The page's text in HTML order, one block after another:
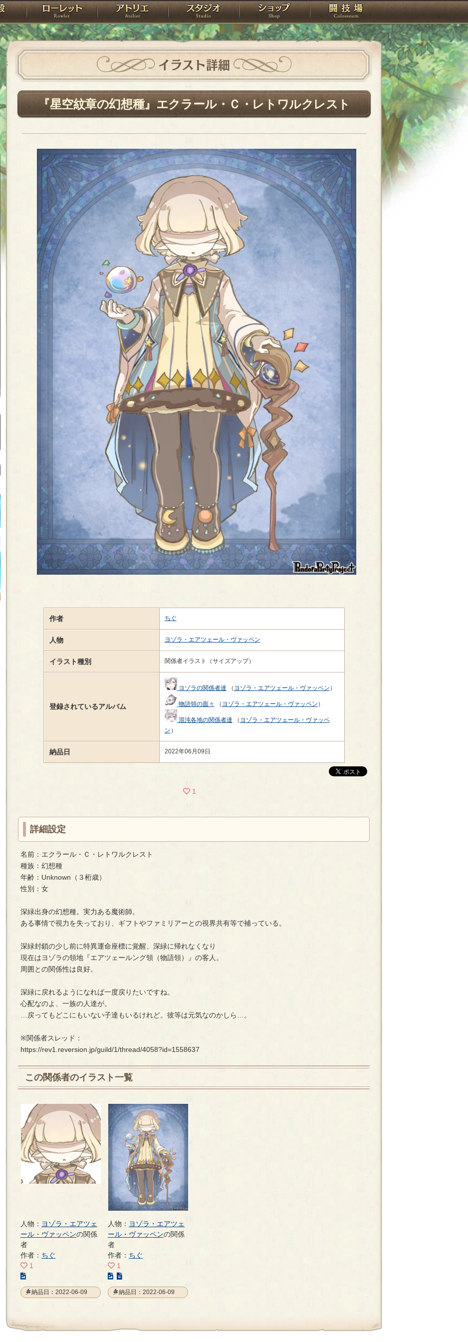
PandoraPartyProject
神殿 ローレット アトリエ スタジオ ショップ 闘技場
イラスト詳細
『星空紋章の幻想種』エクラール・Ｃ・レトワルクレスト
作者 ちぐ
人物 ヨゾラ・エアツェール・ヴァッペン
イラスト種別 関係者イラスト（サイズアップ）
登録されているアルバム
ヨゾラの関係者達 （ ヨゾラ・エアツェール・ヴァッペン ）
物語領の面々 （ ヨゾラ・エアツェール・ヴァッペン ）
混沌各地の関係者達 （ ヨゾラ・エアツェール・ヴァッペ
ン ）
納品日 2022年06月09日
1
詳細設定
名前：エクラール・Ｃ・レトワルクレスト
種族：幻想種
年齢：Unknown（３桁歳）
性別：女
深緑出身の幻想種。実力ある魔術師。
ある事情で視力を失っており、ギフトやファミリアーとの視界共有等で補っている。
深緑封鎖の少し前に特異運命座標に覚醒、深緑に帰れなくなり
現在はヨゾラの領地『エアツェールング領（物語領）』の客人。
周囲との関係性は良好。
深緑に戻れるようになれば一度戻りたいですね。
心配なのよ、一族の人達が。
…戻ってもどこにもいない子達もいるけれど。彼等は元気なのかしら…。
※関係者スレッド：
https://rev1.reversion.jp/guild/1/thread/4058?id=1558637
この関係者のイラスト一覧
人物： ヨゾラ・エアツェ
ール・ヴァッペンの関係
者
作者： ちぐ
1
の
イ
ト
納品日：2022-06-09
人物： ヨゾラ・エアツェ
ール・ヴァッペンの関係
者
作者： ちぐ
1
の
イ
ト
納品日：2022-06-09